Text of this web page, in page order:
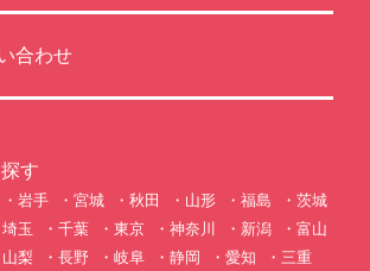
合わせ
す
岩手 宮城 秋田 山形 福島
茨城
埼玉 千葉 東京 神奈川 新潟
富山
山梨 長野 岐阜 静岡 愛知
三重